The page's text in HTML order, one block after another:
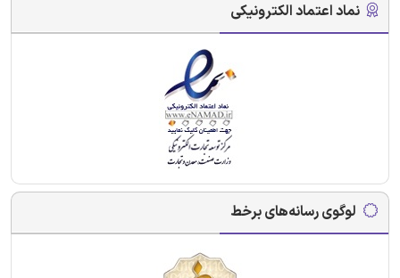
نماد اعتماد الکترونیکی
لوگوی رسانه‌های برخط